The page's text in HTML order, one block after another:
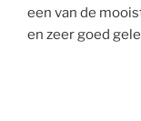
een van de
en zeer goed